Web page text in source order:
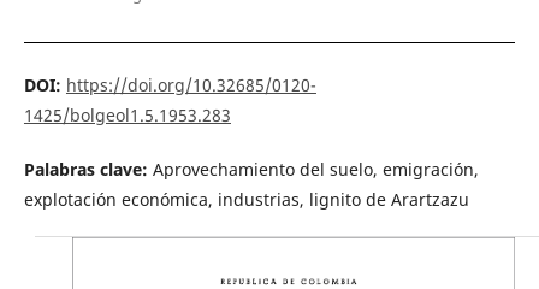
DOI: https://doi.org/10.32685/0120-
1425/bolgeol1.5.1953.283
Palabras clave: Aprovechamiento del suelo, emigración,
explotación económica, industrias, lignito de Arartzazu